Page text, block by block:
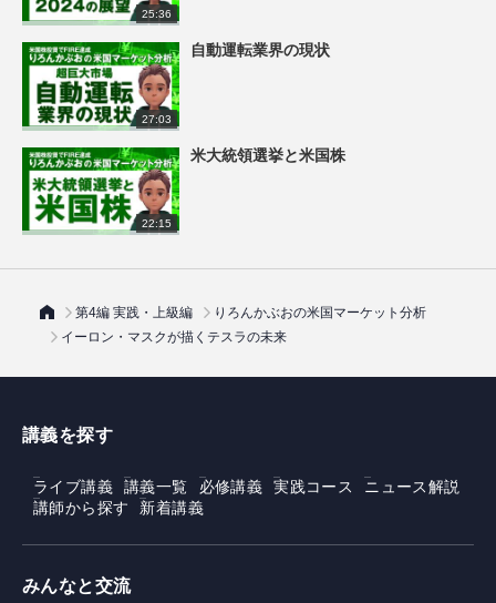
25:36
27:03
自動運転業界の現状
22:15
米大統領選挙と米国株
第4編 実践・上級編
りろんかぶおの米国マーケット分析
イーロン・マスクが描くテスラの未来
講義を探す
ライブ講義 講義一覧 必修講義 実践コース
ニュース解説
講師から探す
新着講義
みんなと交流